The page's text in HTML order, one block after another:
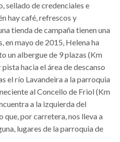
sellado de credenciales e
hay café, refrescos y
tienda de campaña tienen una
en mayo de 2015, Helena ha
un albergue de 9 plazas (Km
hacia el área de descanso
el río Lavandeira a la parroquia
al Concello de Friol (Km
a la izquierda del
que, por carretera, nos lleva a
lugares de la parroquia de